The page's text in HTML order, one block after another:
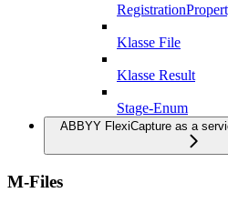
Klasse File
Klasse Result
Stage-Enum
ABBYY FlexiCapture as a
M-Files